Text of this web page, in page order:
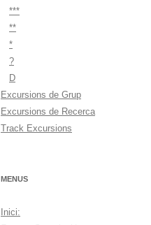
***
**
*
?
D
Excursions de Grup
Excursions de Recerca
Track Excursions
MENUS
Inici: